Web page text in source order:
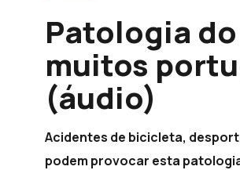
Patologia
muitos
(áudio)
Acidentes de bicicleta,
podem provocar esta